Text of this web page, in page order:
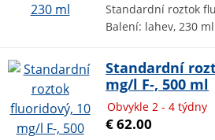
Standardní roztok
Balení: lahev, 230 ml
Standardní
mg/l F-, 500 ml
Obvykle 2 - 4 týdny
€ 62.00